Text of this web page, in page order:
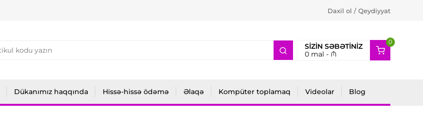
Daxil ol / Qeydiyyat
SIZIN SƏBƏTINIZ
0mal - ₼
0
2
Dükanımız haqqında Hissə-hissə ödəmə Əlaqə Kompüter toplamaq Videolar Blog